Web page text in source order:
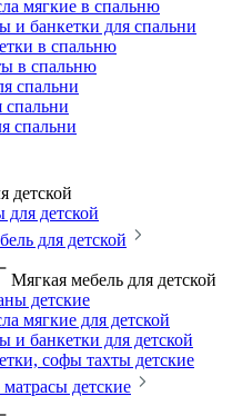
мягкие в спальню
и банкетки для спальни
в спальню
в спальню
спальни
спальни
детской
для детской
для детской
Мягкая мебель для детской
детские
мягкие для детской
и банкетки для детской
софы тахты детские
детские